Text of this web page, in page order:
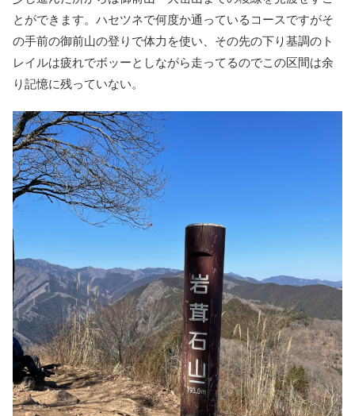
とができます。ハセツネで何度か通っているコースですがそ
の手前の御前山の登りで体力を使い、その先の下り基調のト
レイルは疲れでボッーとしながら走ってるのでこの区間は余
り記憶に残っていない。